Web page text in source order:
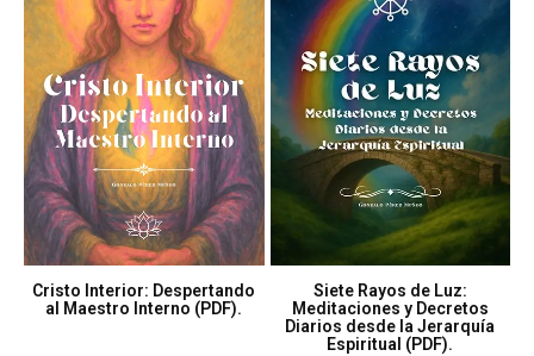
Cristo Interior: Despertando
al Maestro Interno (PDF).
Siete Rayos de Luz:
Meditaciones y Decretos
Diarios desde la Jerarquía
Espiritual (PDF).